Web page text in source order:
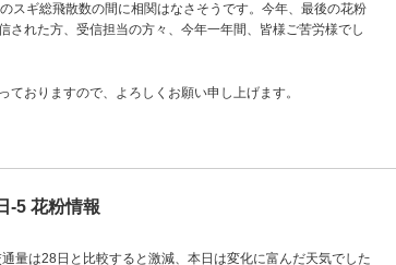
スギ総飛散数の間に相関はなさそうです。今年、最後の花粉
された方、受信担当の方々、今年一年間、皆様ご苦労様でし
ておりますので、よろしくお願い申し上げます。
-5 花粉情報
量は28日と比較すると激減、本日は変化に富んだ天気でした